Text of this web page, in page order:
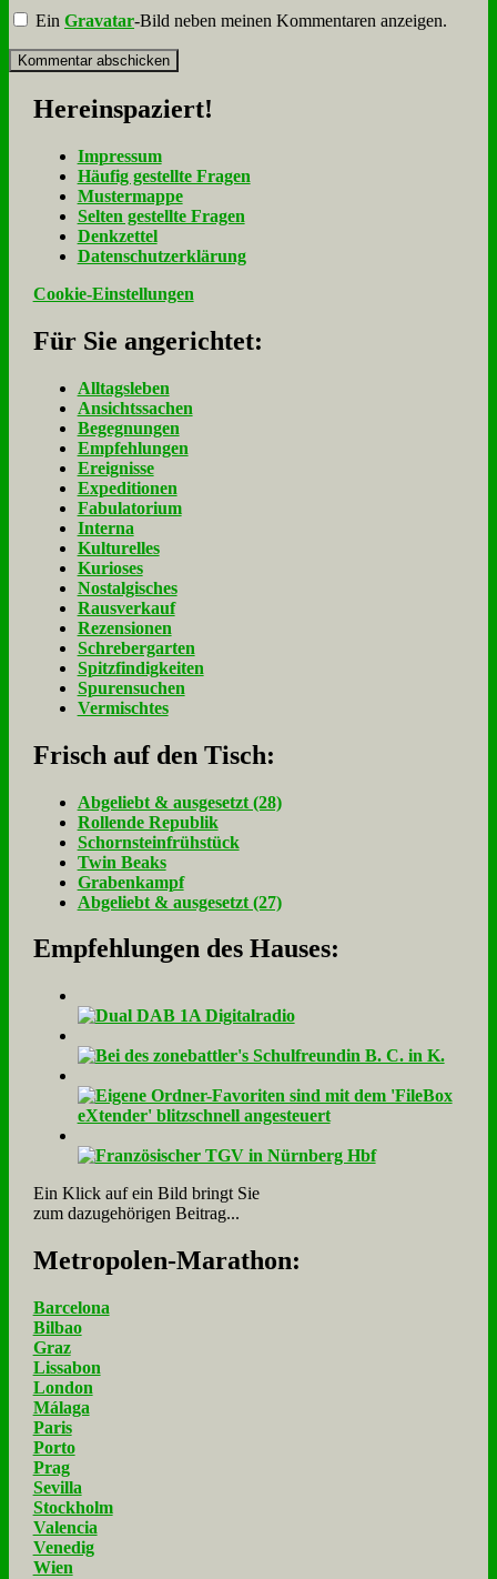
EinGravatar-Bild neben meinen Kommentaren anzeigen.
Her­ein­spa­ziert!
Im­pres­sum
Häu­fig ge­stell­te Fra­gen
Mu­ster­map­pe
Sel­ten ge­stell­te Fra­gen
Denk­zet­tel
Da­ten­schutz­er­klä­rung
Cookie-Einstellungen
Für Sie an­ge­rich­tet:
Alltagsleben
Ansichtssachen
Begegnungen
Empfehlungen
Ereignisse
Expeditionen
Fabulatorium
Interna
Kulturelles
Kurioses
Nostalgisches
Rausverkauf
Rezensionen
Schrebergarten
Spitzfindigkeiten
Spurensuchen
Vermischtes
Frisch auf den Tisch:
Ab­ge­liebt & aus­ge­setzt (28)
Rol­len­de Re­pu­blik
Schorn­stein­früh­stück
Twin Beaks
Gra­ben­kampf
Ab­ge­liebt & aus­ge­setzt (27)
Empfehlungen des Hauses:
Ein Klick auf ein Bild bringt Sie
zum dazugehörigen Beitrag...
Me­tro­po­len-Ma­ra­thon:
Barcelona
Bilbao
Graz
Lissabon
London
Málaga
Paris
Porto
Prag
Sevilla
Stockholm
Valencia
Venedig
Wien